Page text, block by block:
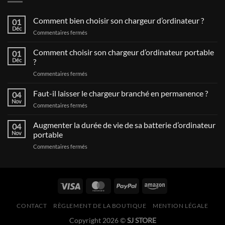
01
Déc
Comment bien choisir son chargeur d’ordinateur ?
Commentaires fermés
bien
choisir
chargeur
?
01
Déc
Comment choisir son chargeur d’ordinateur portable
?
Commentaires fermés
choisir
son
chargeur
portable
04
Nov
Faut-il laisser le chargeur branché en permanence ?
Commentaires fermés
laisser
chargeur
04
Nov
Augmenter la durée de vie de sa batterie d’ordinateur
portable
Commentaires fermés
vie
sa
d’ordinateur
CONTACT RÈGLEMENT DE LA BOUTIQUE MENTION LÉGALE
Copyright 2026 ©SJ STORE